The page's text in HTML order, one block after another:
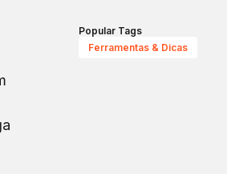
Popular Tags
Ferramentas & Dicas